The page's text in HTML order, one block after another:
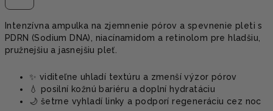
Intenzívna ampulka na zjemnenie pórov a spevnenie pleti s
PDRN (Sodium DNA), niacínamidom a retinolom pre hladšiu,
pružnejšiu a jasnejšiu pleť.
✨ viditeľne uhladí textúru a zmenší výzor pórov
💧 posilní kožnú bariéru a doplní hydratáciu
🌙 šetrne vyhladí linky a podporí regeneráciu cez noc